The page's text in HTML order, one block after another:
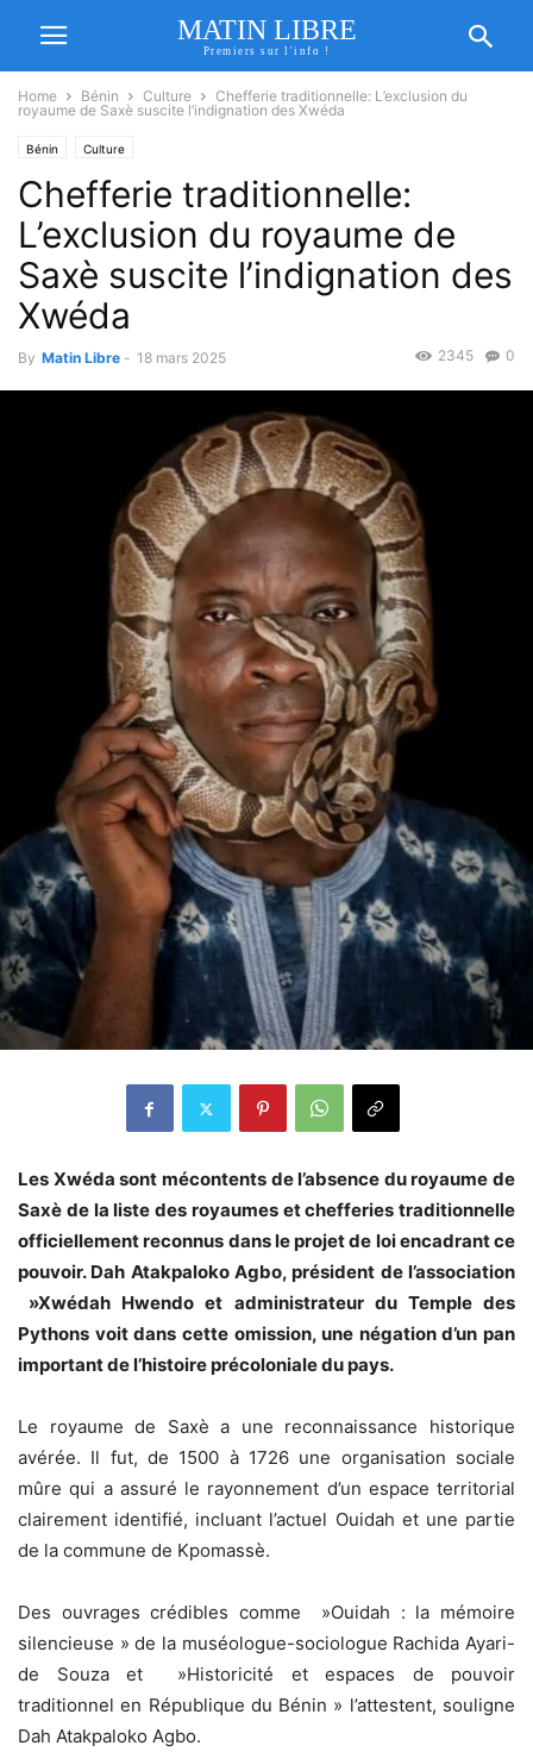
MATIN LIBRE
Premiers sur l'info !
Home Bénin Culture
Chefferie traditionnelle: L’exclusion du
royaume de Saxè suscite l’indignation des Xwéda
Bénin Culture
Chefferie traditionnelle:
L’exclusion du royaume de
Saxè suscite l’indignation des
Xwéda
By Matin Libre - 18 mars 2025 0
2345
Les Xwéda sont mécontents de l’absence du royaume de
Saxè de la liste des royaumes et chefferies traditionnelle
officiellement reconnus dans le projet de loi encadrant ce
pouvoir. Dah Atakpaloko Agbo, président de l’association
»Xwédah Hwendo et administrateur du Temple des
Pythons voit dans cette omission, une négation d’un pan
important de l’histoire précoloniale du pays.
Le royaume de Saxè a une reconnaissance historique
avérée. Il fut, de 1500 à 1726 une organisation sociale
mûre qui a assuré le rayonnement d’un espace territorial
clairement identifié, incluant l’actuel Ouidah et une partie
de la commune de Kpomassè.
Des ouvrages crédibles comme »Ouidah : la mémoire
silencieuse » de la muséologue-sociologue Rachida Ayari-
de Souza et »Historicité et espaces de pouvoir
traditionnel en République du Bénin » l’attestent, souligne
Dah Atakpaloko Agbo.